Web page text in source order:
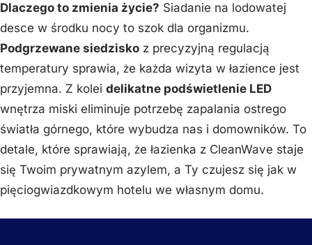
Dlaczego to zmienia życie? Siadanie na lodowatej
desce w środku nocy to szok dla organizmu.
Podgrzewane siedzisko z precyzyjną regulacją
temperatury sprawia, że każda wizyta w łazience jest
przyjemna. Z kolei delikatne podświetlenie LED
wnętrza miski eliminuje potrzebę zapalania ostrego
światła górnego, które wybudza nas i domowników. To
detale, które sprawiają, że łazienka z CleanWave staje
się Twoim prywatnym azylem, a Ty czujesz się jak w
pięciogwiazdkowym hotelu we własnym domu.